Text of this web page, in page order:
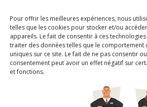
Pour offrir les meilleures expériences, nous
telles que les cookies pour stocker et/ou
appareils. Le fait de consentir à ces
traiter des données telles que le comportement
uniques sur ce site. Le fait de ne pas consentir
consentement peut avoir un effet négatif sur
et fonctions.
Nous ne spammons pas !
notre politique de
pour plus